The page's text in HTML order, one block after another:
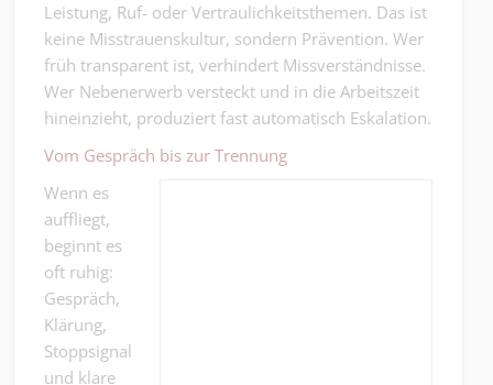
Leistung, Ruf- oder Vertraulichkeitsthemen. Das ist
keine Misstrauenskultur, sondern Prävention. Wer
früh transparent ist, verhindert Missverständnisse.
Wer Nebenerwerb versteckt und in die Arbeitszeit
hineinzieht, produziert fast automatisch Eskalation.
Vom Gespräch bis zur Trennung
Wenn es
auffliegt,
beginnt es
oft ruhig:
Gespräch,
Klärung,
Stoppsignal
und klare